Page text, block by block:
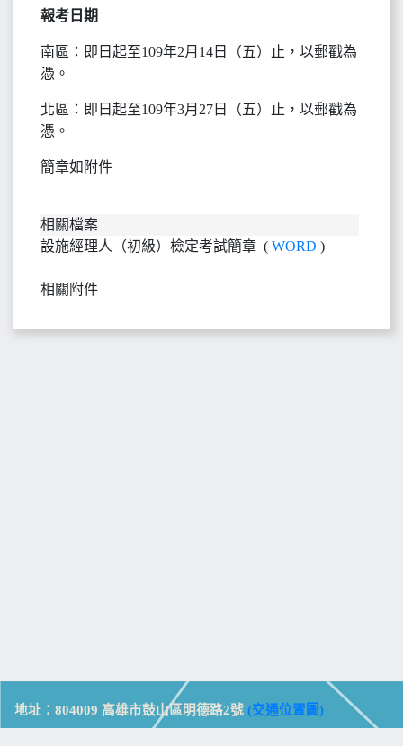
報考日期
南區：即日起至109年2月14日（五）止，以郵戳為
憑。
北區：即日起至109年3月27日（五）止，以郵戳為
憑。
簡章如附件
相關檔案
設施經理人（初級）檢定考試簡章 ( WORD )
相關附件
地址：804009 高雄市鼓山區明德路2號 (交通位置圖)